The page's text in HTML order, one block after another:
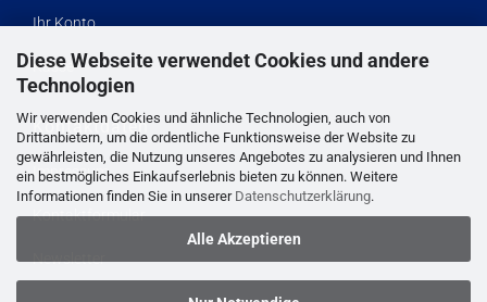
Diese Webseite verwendet Cookies und andere
Technologien
Wir verwenden Cookies und ähnliche Technologien, auch von
Drittanbietern, um die ordentliche Funktionsweise der Website zu
gewährleisten, die Nutzung unseres Angebotes zu analysieren und Ihnen
ein bestmögliches Einkaufserlebnis bieten zu können. Weitere
Informationen finden Sie in unserer Datenschutzerklärung.
Alle Akzeptieren
Ihr Konto
Kasse
Kontaktdaten
Impressum
Kontaktformular
Newsletter